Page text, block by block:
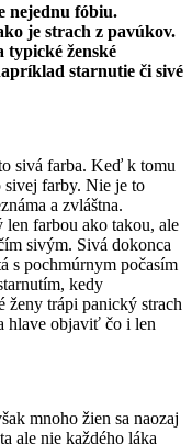
nejednu fóbiu.
je strach z pavúkov.
typické ženské
starnutie či sivé
sivá farba. Keď k tomu
sivej farby. Nie je to
a zvláštna.
len farbou ako takou, ale
sivým. Sivá dokonca
s pochmúrnym počasím
kedy
trápi panický strach
hlave objaviť čo i len
mnoho žien sa naozaj
ale nie každého láka